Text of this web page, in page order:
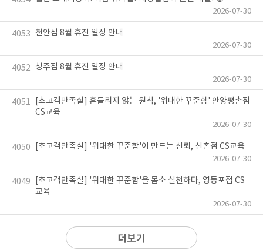
2026-07-30
4053 천안점 8월 휴진 일정 안내
2026-07-30
4052 청주점 8월 휴진 일정 안내
2026-07-30
4051
[초고객만족실] 흔들리지 않는 원칙, '위대한 꾸준함' 안양평촌점
CS교육
2026-07-30
4050 [초고객만족실] '위대한 꾸준함'이 만드는 신뢰, 신촌점 CS교육
2026-07-30
4049
[초고객만족실] '위대한 꾸준함'을 몸소 실천하다, 영등포점 CS
교육
2026-07-30
더보기